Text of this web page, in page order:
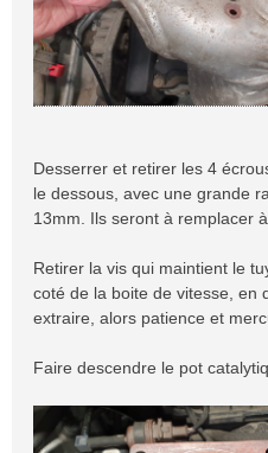
Desserrer et retirer les 4
le dessous, avec une grande
13mm. Ils seront à remplacer
Retirer la vis qui maintient le
coté de la boite de vitesse, en
extraire, alors patience et
Faire descendre le pot